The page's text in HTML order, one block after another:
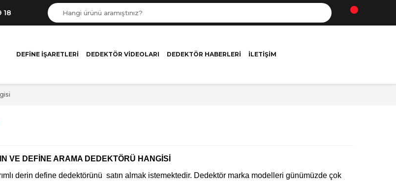
18
DEFINE İŞARETLERI DEDEKTÖR VIDEOLARI DEDEKTÖR HABERLERI İLETIŞIM
VE DEFİNE ARAMA DEDEKTÖRÜ HANGİSİ
derin define dedektörünü satın almak istemektedir. Dedektör marka modelleri günümüzde çok